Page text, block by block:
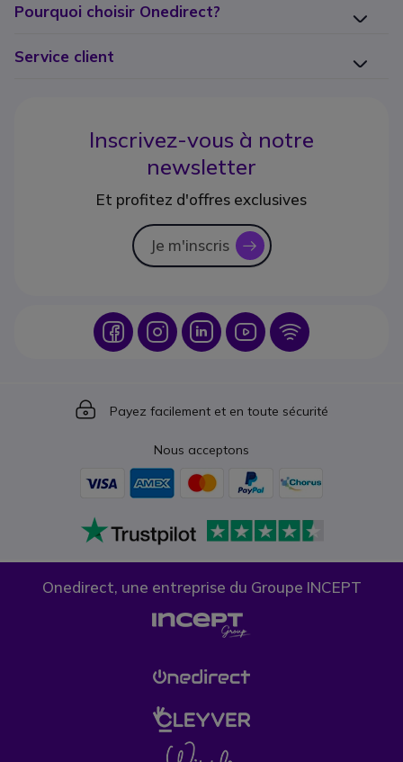
Pourquoi choisir Onedirect?
Service client
Inscrivez-vous à notre
newsletter
Et profitez d'offres exclusives
Je m'inscris icon
Icon IconIcon Icon Icon
Icon
Payez facilement et en toute sécurité
Nous acceptons
Onedirect, une entreprise du Groupe INCEPT